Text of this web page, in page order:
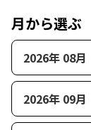
月から選ぶ
2026年 08月
2026年 09月